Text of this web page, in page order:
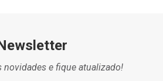
novidades e fique atualizado!